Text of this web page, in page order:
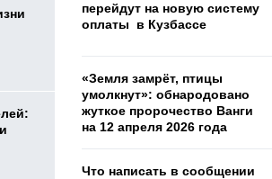
перейдут на новую систему
оплаты в Кузбассе
«Земля замрёт, птицы
умолкнут»: обнародовано
жуткое пророчество Ванги
на 12 апреля 2026 года
Что написать в сообщении